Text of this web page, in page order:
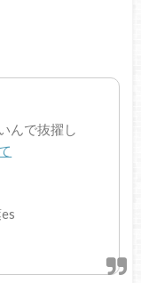
んで抜擢し